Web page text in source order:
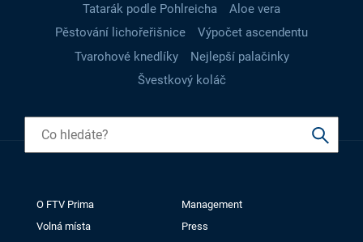
Tatarák podle Pohlreicha
Aloe vera
Pěstování lichořeřišnice
Výpočet ascendentu
Tvarohové knedlíky
Nejlepší palačinky
Švestkový koláč
O FTV Prima
Management
Volná místa
Press